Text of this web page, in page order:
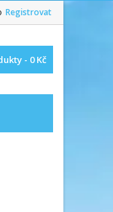
Registrovat
- 0 Kč